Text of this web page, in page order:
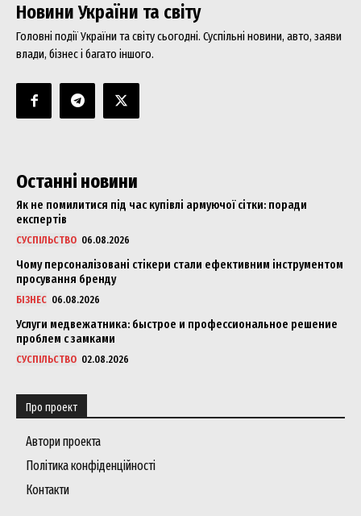
Company
About
My account
Новини України та світу
Головні події України та світу сьогодні. Суспільні новини, авто, заяви
влади, бізнес і багато іншого.
Останні новини
Як не помилитися під час купівлі армуючої сітки: поради
експертів
СУСПІЛЬСТВО 06.08.2026
Чому персоналізовані стікери стали ефективним інструментом
просування бренду
БІЗНЕС 06.08.2026
Услуги медвежатника: быстрое и профессиональное решение
проблем с замками
СУСПІЛЬСТВО 02.08.2026
Про проект
Автори проекта
Політика конфіденційності
Контакти